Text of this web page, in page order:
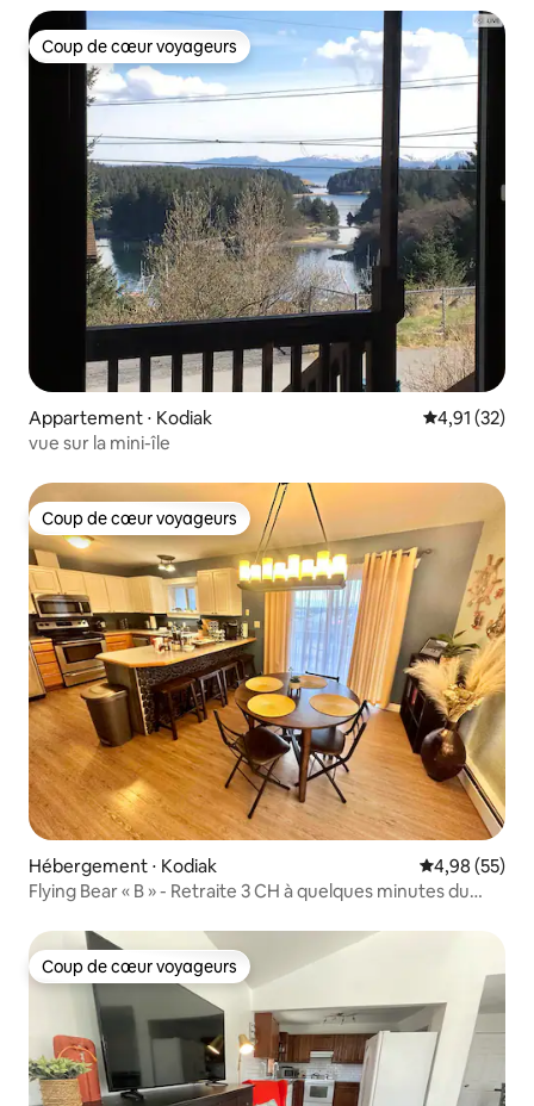
Coup de cœur voyageurs
Coup de cœur voyageurs
Appartement ⋅ Kodiak Évaluation
4,91 (32)
vue sur la mini-île
Coup de cœur voyageurs
Coup de cœur voyageurs
Hébergement ⋅ Kodiak Évaluation
4,98 (55)
Flying Bear « B » - Retraite 3 CH à quelques minutes du
Coup de cœur voyageurs
Coup de cœur voyageurs